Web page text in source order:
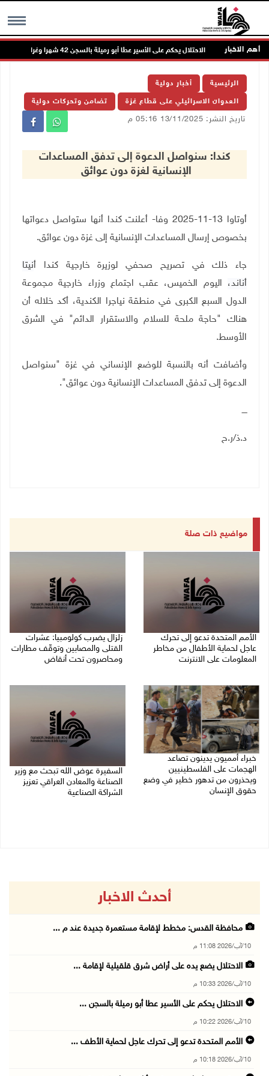
MENU أهم الاخبار الاحتلال يحكم على الأسير عطا أبو رميلة بالسجن 42 شهرا وغرامة مالية
الرئيسية أخبار دولية
العدوان الاسرائيلي على قطاع غزة تضامن وتحركات دولية
تاريخ النشر: 13/11/2025 05:16 م
كندا: سنواصل الدعوة إلى تدفق المساعدات
الإنسانية لغزة دون عوائق
أوتاوا 13-11-2025 وفا- أعلنت كندا أنها ستواصل دعواتها
بخصوص إرسال المساعدات الإنسانية إلى غزة دون عوائق.
جاء ذلك في تصريح صحفي لوزيرة خارجية كندا أنيتا
أناند، اليوم الخميس، عقب اجتماع وزراء خارجية مجموعة
الدول السبع الكبرى في منطقة نياجرا الكندية، أكد خلاله أن
هناك "حاجة ملحة للسلام والاستقرار الدائم" في الشرق
الأوسط.
وأضافت أنه بالنسبة للوضع الإنساني في غزة "سنواصل
الدعوة إلى تدفق المساعدات الإنسانية دون عوائق".
ــــ
د.ذ/ر.ح
مواضيع ذات صلة
الأمم المتحدة تدعو إلى تحرك
عاجل لحماية الأطفال من مخاطر
المعلومات على الانترنت
زلزال يضرب كولومبيا: عشرات
القتلى والمصابين وتوقّف مطارات
ومحاصرون تحت أنقاض
خبراء أمميون يدينون تصاعد
الهجمات على الفلسطينيين
ويحذرون من تدهور خطير في وضع
حقوق الإنسان
السفيرة عوض الله تبحث مع وزير
الصناعة والمعادن العراقي تعزيز
الشراكة الصناعية
أحدث الاخبار
محافظة القدس: مخطط لإقامة مستعمرة جديدة عند م ...
10/آب/2026 11:08 م
الاحتلال يضع يده على أراض شرق قلقيلية لإقامة ...
10/آب/2026 10:33 م
الاحتلال يحكم على الأسير عطا أبو رميلة بالسجن ...
10/آب/2026 10:22 م
الأمم المتحدة تدعو إلى تحرك عاجل لحماية الأطف ...
10/آب/2026 10:18 م